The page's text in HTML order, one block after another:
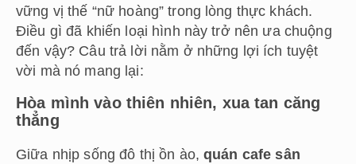
vững vị thế “nữ hoàng” trong lòng thực khách.
Điều gì đã khiến loại hình này trở nên ưa chuộng
đến vậy? Câu trả lời nằm ở những lợi ích tuyệt
vời mà nó mang lại:
Hòa mình vào thiên nhiên, xua tan căng
thẳng
Giữa nhịp sống đô thị ồn ào,quán cafe sân